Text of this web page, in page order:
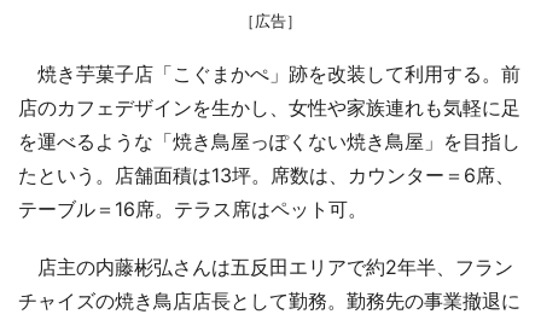
［広告］
焼き芋菓子店「こぐまかぺ」跡を改装して利用する。前
店のカフェデザインを生かし、女性や家族連れも気軽に足
を運べるような「焼き鳥屋っぽくない焼き鳥屋」を目指し
たという。店舗面積は13坪。席数は、カウンター＝6席、
テーブル＝16席。テラス席はペット可。
店主の内藤彬弘さんは五反田エリアで約2年半、フラン
チャイズの焼き鳥店店長として勤務。勤務先の事業撤退に